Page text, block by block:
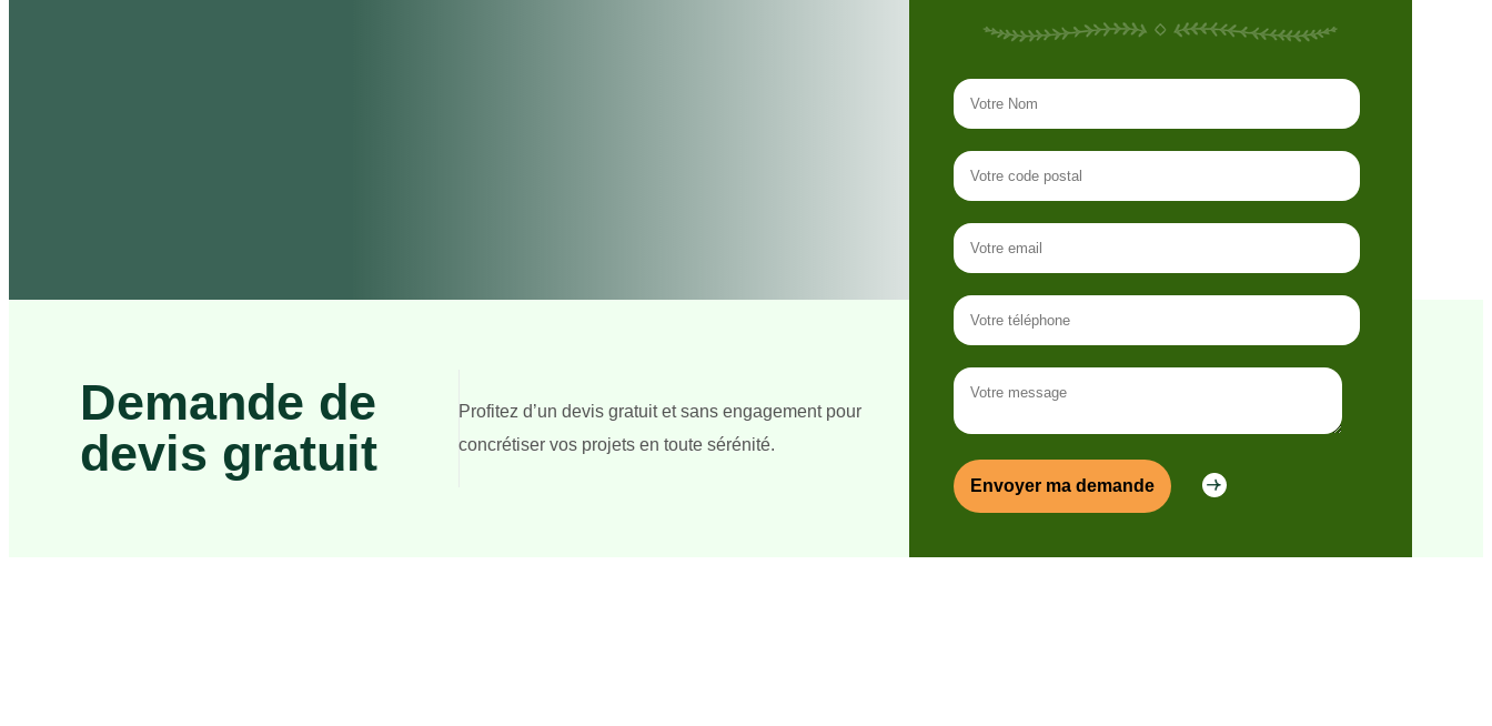
Demande de
devis gratuit
Profitez d’un devis gratuit et sans engagement pour
concrétiser vos projets en toute sérénité.